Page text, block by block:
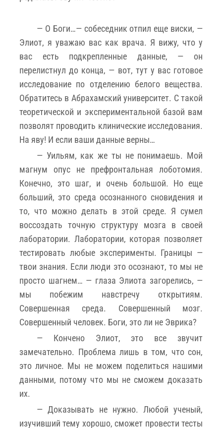
— О Боги…— собеседник отпил еще виски, —
Элиот, я уважаю вас как врача. Я вижу, что у
вас есть подкрепленные данные, — он
перелистнул до конца, — вот, тут у вас готовое
исследование по отделению белого вещества.
Обратитесь в Абрахамский университет. С такой
теоретической и экспериментальной базой вам
позволят проводить клинические исследования.
На яву! И если ваши данные верны…
— Уильям, как же ты не понимаешь. Мой
магнум опус не префронтальная лоботомия.
Конечно, это шаг, и очень большой. Но еще
больший, это среда осознанного сновидения и
то, что можно делать в этой среде. Я сумел
воссоздать точную структуру мозга в своей
лаборатории. Лаборатории, которая позволяет
тестировать любые эксперименты. Границы —
твои знания. Если люди это осознают, то мы не
просто шагнем… — глаза Элиота загорелись, —
мы побежим навстречу открытиям.
Совершенная среда. Совершенный мозг.
Совершенный человек. Боги, это ли не Эврика?
— Кончено Элиот, это все звучит
замечательно. Проблема лишь в том, что сон,
это личное. Мы не можем поделиться нашими
данными, потому что мы не сможем доказать
их.
— Доказывать не нужно. Любой ученый,
изучивший тему хорошо, сможет провести тесты